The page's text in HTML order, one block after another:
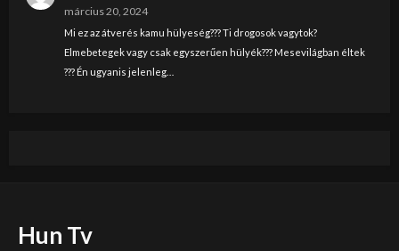
március 20, 2024
Mi ez az átverés kamu hülyeség??? Ti drogosok vagytok?
Elmebetegek vagy csak egyszerűen hülyék??? Mesevilágban éltek
??? Én ugyanis jelenleg…
Hun Tv